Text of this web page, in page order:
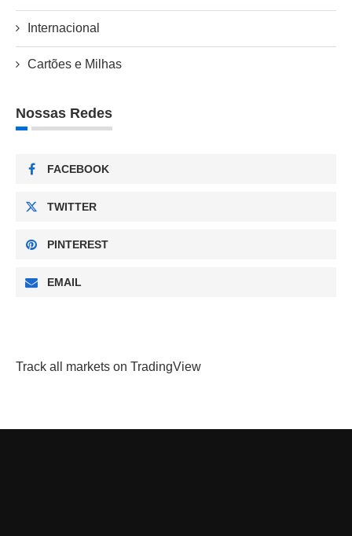
Internacional
Cartões e Milhas
Nossas Redes
FACEBOOK
TWITTER
PINTEREST
EMAIL
Track all markets on TradingView